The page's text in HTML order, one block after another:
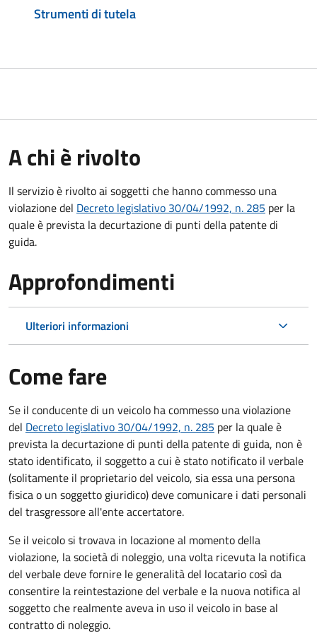
Strumenti di tutela
A chi è rivolto
Il servizio è rivolto ai soggetti che hanno commesso una
violazione del Decreto legislativo 30/04/1992, n. 285 per la
quale è prevista la decurtazione di punti della patente di
guida.
Approfondimenti
Ulteriori informazioni
Come fare
Se il conducente di un veicolo ha commesso una violazione
del Decreto legislativo 30/04/1992, n. 285 per la quale è
prevista la decurtazione di punti della patente di guida, non è
stato identificato, il soggetto a cui è stato notificato il verbale
(solitamente il proprietario del veicolo, sia essa una persona
fisica o un soggetto giuridico) deve comunicare i dati personali
del trasgressore all'ente accertatore.
Se il veicolo si trovava in locazione al momento della
violazione, la società di noleggio, una volta ricevuta la notifica
del verbale deve fornire le generalità del locatario così da
consentire la reintestazione del verbale e la nuova notifica al
soggetto che realmente aveva in uso il veicolo in base al
contratto di noleggio.